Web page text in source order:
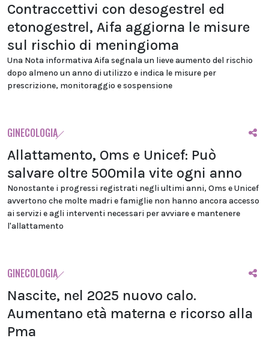
Contraccettivi con desogestrel ed
etonogestrel, Aifa aggiorna le misure
sul rischio di meningioma
Una Nota informativa Aifa segnala un lieve aumento del rischio
dopo almeno un anno di utilizzo e indica le misure per
prescrizione, monitoraggio e sospensione
GINECOLOGIA
Allattamento, Oms e Unicef: Può
salvare oltre 500mila vite ogni anno
Nonostante i progressi registrati negli ultimi anni, Oms e Unicef
avvertono che molte madri e famiglie non hanno ancora accesso
ai servizi e agli interventi necessari per avviare e mantenere
l'allattamento
GINECOLOGIA
Nascite, nel 2025 nuovo calo.
Aumentano età materna e ricorso alla
Pma